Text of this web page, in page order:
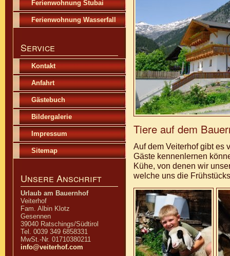
Tiere auf dem
Auf dem Veiterhof gibt es
Gäste kennenlernen
Kühe, von denen wir
welche uns die
Ferienwohnung Stubai
Ferienwohnung Wasserfall
Service
Kontakt
Anfahrt
Gästebuch
Bildergalerie
Impressum
Sitemap
Unsere Anschrift
Urlaub am Bauernhof
Veiterhof
Fam. Albin Klotz
Gesennen
39040 Ratschings/Südtirol
Tel. 0039 349 6858331
MwSt.-Nr. 01710380211
info@veiterhof.com